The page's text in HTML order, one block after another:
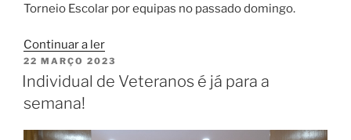
Torneio Escolar por equipas no passado domingo.
Continuar a ler“Estrelas
S.
João
PUBLICADO
EM
22 MARÇO 2023
Individual de Veteranos é já para a
semana!